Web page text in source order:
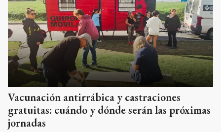
Vacunación antirrábica y castraciones
gratuitas: cuándo y dónde serán las próximas
jornadas